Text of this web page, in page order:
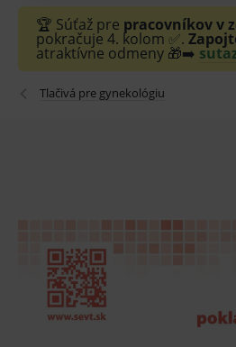
🏆 Súťaž pre pracovníkov v
pokračuje 4. kolom ✅.
atraktívne odmeny 🎁➡️
Tlačivá pre gynekológiu